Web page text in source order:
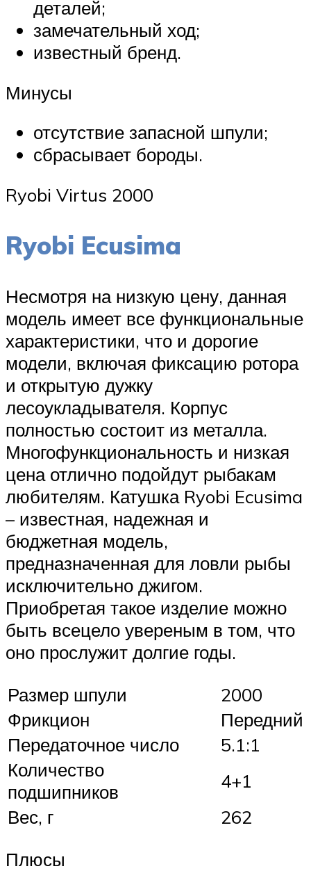
деталей;
замечательный ход;
известный бренд.
Минусы
отсутствие запасной шпули;
сбрасывает бороды.
Ryobi Virtus 2000
Ryobi Ecusima
Несмотря на низкую цену, данная
модель имеет все функциональные
характеристики, что и дорогие
модели, включая фиксацию ротора
и открытую дужку
лесоукладывателя. Корпус
полностью состоит из металла.
Многофункциональность и низкая
цена отлично подойдут рыбакам
любителям. Катушка Ryobi Ecusima
– известная, надежная и
бюджетная модель,
предназначенная для ловли рыбы
исключительно джигом.
Приобретая такое изделие можно
быть всецело увереным в том, что
оно прослужит долгие годы.
Размер шпули
2000
Фрикцион
Передний
Передаточное число
5.1:1
Количество
подшипников
4+1
Вес, г
262
Плюсы